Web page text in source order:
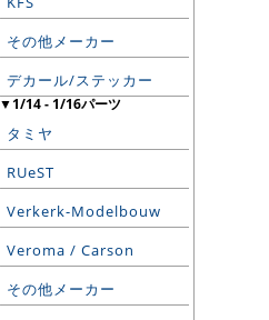
その他メーカー
デカール/ステッカー
▼1/14 - 1/16パーツ
タミヤ
RUeST
Verkerk-Modelbouw
Veroma / Carson
その他メーカー